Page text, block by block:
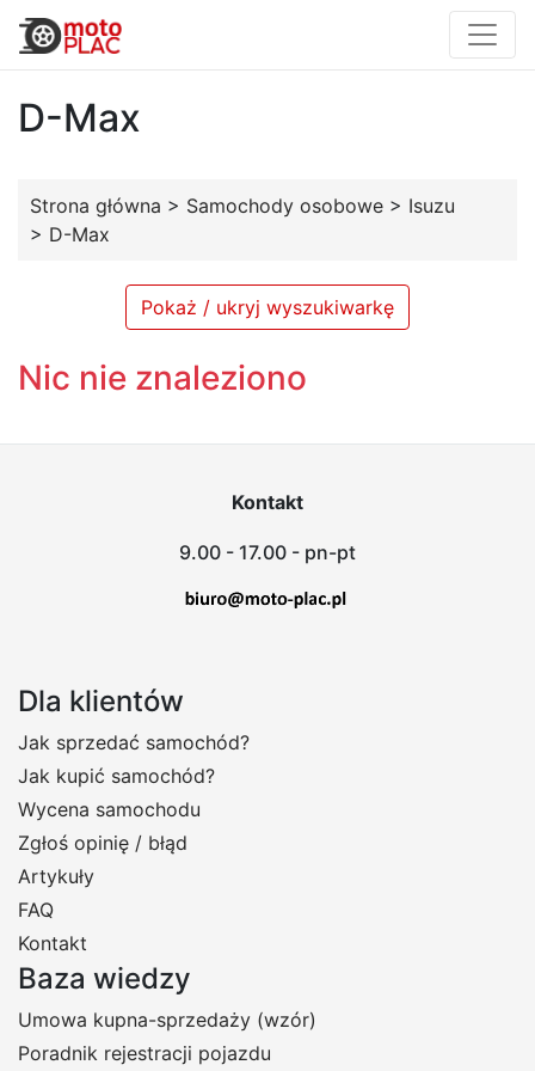
D-Max
Strona główna > Samochody osobowe > Isuzu
> D-Max
Pokaż / ukryj wyszukiwarkę
Nic nie znaleziono
Kontakt
9.00 - 17.00 - pn-pt
Dla klientów
Jak sprzedać samochód?
Jak kupić samochód?
Wycena samochodu
Zgłoś opinię / błąd
Artykuły
FAQ
Kontakt
Baza wiedzy
Umowa kupna-sprzedaży (wzór)
Poradnik rejestracji pojazdu